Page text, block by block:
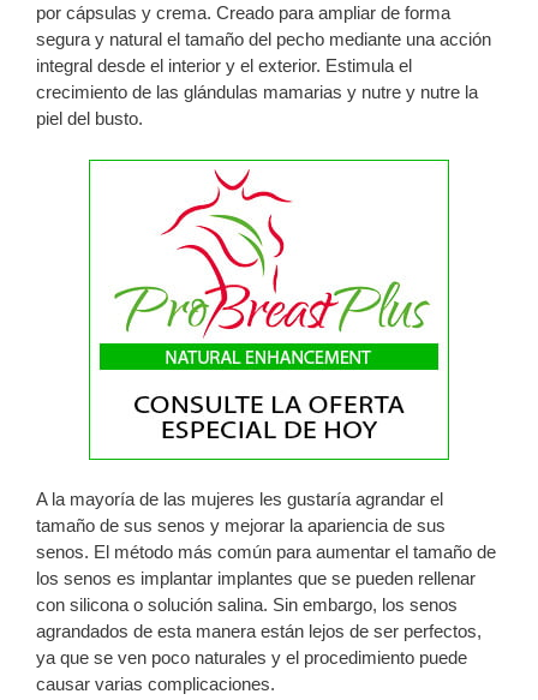
por cápsulas y crema. Creado para ampliar de forma
segura y natural el tamaño del pecho mediante una acción
integral desde el interior y el exterior. Estimula el
crecimiento de las glándulas mamarias y nutre y nutre la
piel del busto.
A la mayoría de las mujeres les gustaría agrandar el
tamaño de sus senos y mejorar la apariencia de sus
senos. El método más común para aumentar el tamaño de
los senos es implantar implantes que se pueden rellenar
con silicona o solución salina. Sin embargo, los senos
agrandados de esta manera están lejos de ser perfectos,
ya que se ven poco naturales y el procedimiento puede
causar varias complicaciones.